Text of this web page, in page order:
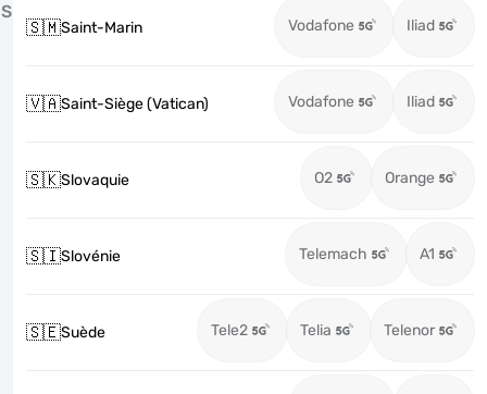
S
🇸🇲Saint-Marin Vodafone Iliad
🇻🇦Saint-Siège (Vatican) Vodafone Iliad
🇸🇰Slovaquie O2 Orange
🇸🇮Slovénie Telemach A1
🇸🇪Suède Tele2 Telia Telenor